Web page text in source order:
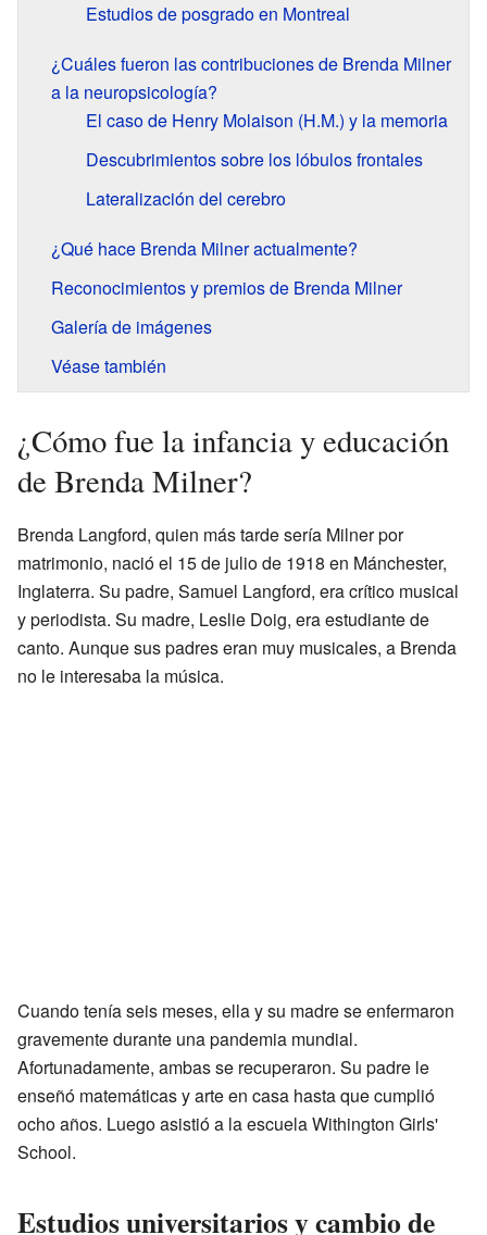
Estudios de posgrado en Montreal
¿Cuáles fueron las contribuciones de Brenda Milner
a la neuropsicología?
El caso de Henry Molaison (H.M.) y la memoria
Descubrimientos sobre los lóbulos frontales
Lateralización del cerebro
¿Qué hace Brenda Milner actualmente?
Reconocimientos y premios de Brenda Milner
Galería de imágenes
Véase también
¿Cómo fue la infancia y educación
de Brenda Milner?
Brenda Langford, quien más tarde sería Milner por
matrimonio, nació el 15 de julio de 1918 en Mánchester,
Inglaterra. Su padre, Samuel Langford, era crítico musical
y periodista. Su madre, Leslie Doig, era estudiante de
canto. Aunque sus padres eran muy musicales, a Brenda
no le interesaba la música.
Cuando tenía seis meses, ella y su madre se enfermaron
gravemente durante una pandemia mundial.
Afortunadamente, ambas se recuperaron. Su padre le
enseñó matemáticas y arte en casa hasta que cumplió
ocho años. Luego asistió a la escuela Withington Girls'
School.
Estudios universitarios y cambio de